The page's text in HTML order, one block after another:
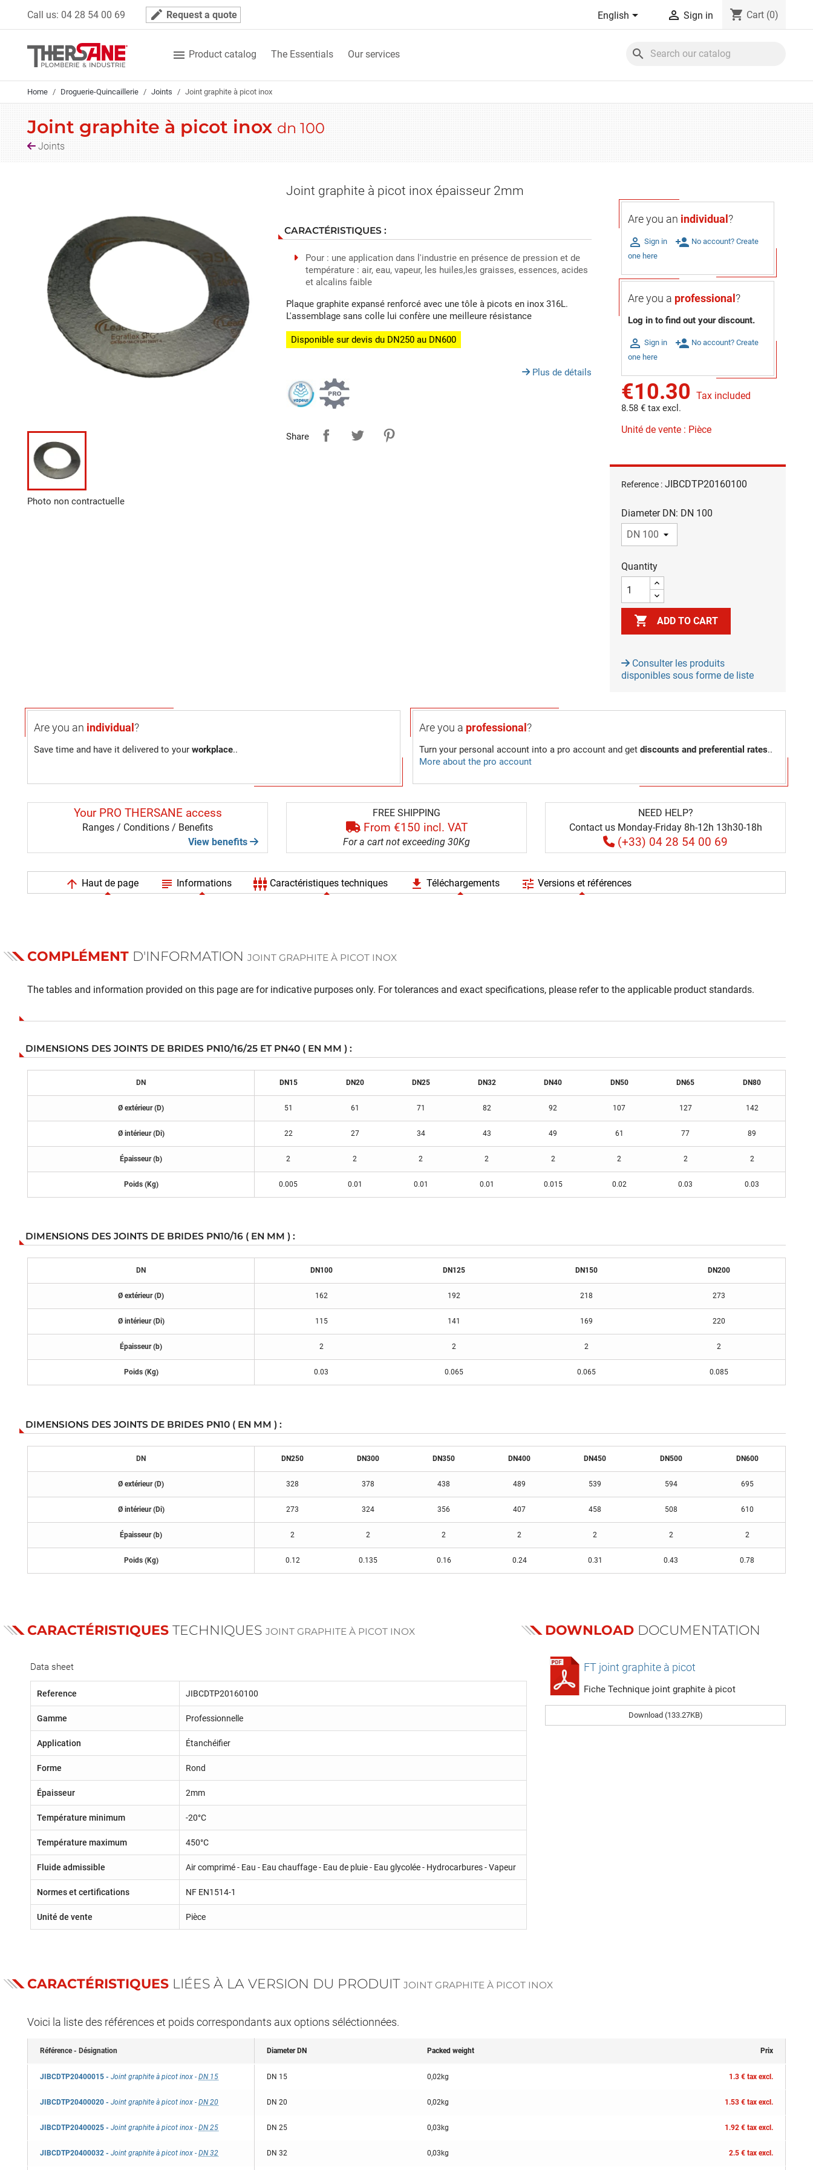
Call us: 04 28 54 00 69 mode_edit Request a quote English  Sign in shopping_cart Cart (0)
 Product catalog The Essentials Our services search
Home Droguerie-Quincaillerie Joints Joint graphite à picot inox
Joint graphite à picot inoxdn 100
Joints
Photo non contractuelle
Joint graphite à picot inox épaisseur 2mm
CARACTÉRISTIQUES :
Pour : une application dans l'industrie en présence de pression et de
température : air, eau, vapeur, les huiles,les graisses, essences, acides
et alcalins faible
Plaque graphite expansé renforcé avec une tôle à picots en inox 316L.
L'assemblage sans colle lui confère une meilleure résistance
Disponible sur devis du DN250 au DN600
Plus de détails
Share
Are you an individual ?
 Sign in person_add No account? Create
one here
Are you a professional ?
Log in to find out your discount.
 Sign in person_add No account? Create
one here
€10.30 Tax included
8.58 € tax excl.
Unité de vente : Pièce
Reference : JIBCDTP20160100
Diameter DN: DN 100
Quantity
 ADD TO CART
Consulter les produits
disponibles sous forme de liste
Are you an individual ?
Save time and have it delivered to your workplace..
Are you a professional ?
Turn your personal account into a pro account and get discounts and preferential rates..
More about the pro account
Your PRO THERSANE access
Ranges / Conditions / Benefits
View benefits
FREE SHIPPING
From €150 incl. VAT
For a cart not exceeding 30Kg
NEED HELP?
Contact us Monday-Friday 8h-12h 13h30-18h
(+33) 04 28 54 00 69
arrow_upward Haut de page subject Informations settings_input_component Caractéristiques techniques file_download Téléchargements tune Versions et références
COMPLÉMENT D'INFORMATION JOINT GRAPHITE À PICOT INOX
The tables and information provided on this page are for indicative purposes only. For tolerances and exact specifications, please refer to the applicable product standards.
DIMENSIONS DES JOINTS DE BRIDES PN10/16/25 ET PN40 ( EN MM ) :
DN DN15 DN20 DN25 DN32 DN40 DN50 DN65 DN80
Ø extérieur (D) 51 61 71 82 92 107 127 142
Ø intérieur (Di) 22 27 34 43 49 61 77 89
Épaisseur (b) 2 2 2 2 2 2 2 2
Poids (Kg) 0.005 0.01 0.01 0.01 0.015 0.02 0.03 0.03
DIMENSIONS DES JOINTS DE BRIDES PN10/16 ( EN MM ) :
DN DN100 DN125 DN150 DN200
Ø extérieur (D) 162 192 218 273
Ø intérieur (Di) 115 141 169 220
Épaisseur (b) 2 2 2 2
Poids (Kg) 0.03 0.065 0.065 0.085
DIMENSIONS DES JOINTS DE BRIDES PN10 ( EN MM ) :
DN DN250 DN300 DN350 DN400 DN450 DN500 DN600
Ø extérieur (D) 328 378 438 489 539 594 695
Ø intérieur (Di) 273 324 356 407 458 508 610
Épaisseur (b) 2 2 2 2 2 2 2
Poids (Kg) 0.12 0.135 0.16 0.24 0.31 0.43 0.78
CARACTÉRISTIQUES TECHNIQUES JOINT GRAPHITE À PICOT INOX
Data sheet
Reference JIBCDTP20160100
Gamme Professionnelle
Application Étanchéifier
Forme Rond
Épaisseur 2mm
Température minimum -20°C
Température maximum 450°C
Fluide admissible Air comprimé - Eau - Eau chauffage - Eau de pluie - Eau glycolée - Hydrocarbures - Vapeur
Normes et certifications NF EN1514-1
Unité de vente Pièce
DOWNLOAD DOCUMENTATION
FT joint graphite à picot
Fiche Technique joint graphite à picot
Download (133.27KB)
CARACTÉRISTIQUES LIÉES À LA VERSION DU PRODUIT JOINT GRAPHITE À PICOT INOX
Voici la liste des références et poids correspondants aux options séléctionnées.
Référence - Désignation Diameter DN Packed weight Prix
JIBCDTP20400015 - Joint graphite à picot inox - DN 15 DN 15 0,02kg 1.3 € tax excl.
JIBCDTP20400020 - Joint graphite à picot inox - DN 20 DN 20 0,02kg 1.53 € tax excl.
JIBCDTP20400025 - Joint graphite à picot inox - DN 25 DN 25 0,03kg 1.92 € tax excl.
JIBCDTP20400032 - Joint graphite à picot inox - DN 32 DN 32 0,03kg 2.5 € tax excl.